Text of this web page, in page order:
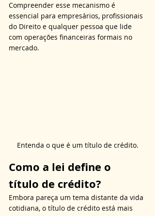
Compreender esse mecanismo é
essencial para empresários, profissionais
do Direito e qualquer pessoa que lide
com operações financeiras formais no
mercado.
Entenda o que é um título de crédito.
Como a lei define o
título de crédito?
Embora pareça um tema distante da vida
cotidiana, o título de crédito está mais